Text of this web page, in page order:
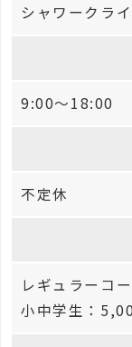
シャワークラ
9:00～18:00
不定休
レギュラーコ
小中学生：